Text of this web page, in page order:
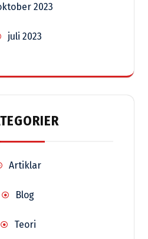
2023
juli 2023
Artiklar
Blog
Teori